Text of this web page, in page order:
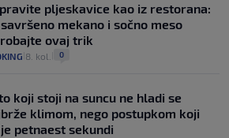
pljeskavice kao iz restorana:
mekano i sočno meso
ovaj trik
8. kol. 0
koji stoji na suncu ne hladi se
klimom, nego postupkom koji
petnaest sekundi